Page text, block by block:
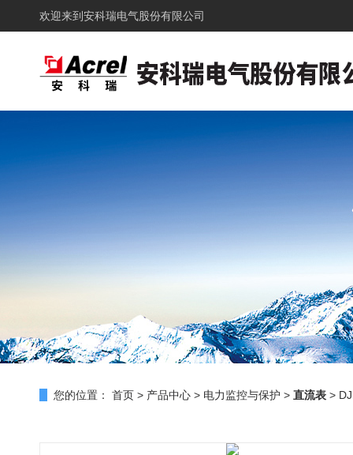
欢迎来到 安科瑞电气股份有限公司
您的位置： 首页 > 产品中心 > 电力监控与保护 > 直流表 >